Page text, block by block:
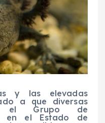
y las elevadas
a que diversas
el Grupo de
en el Estado de